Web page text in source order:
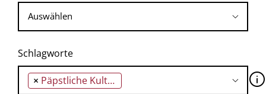
Schlagworte
× Päpstliche Kultur 🛈